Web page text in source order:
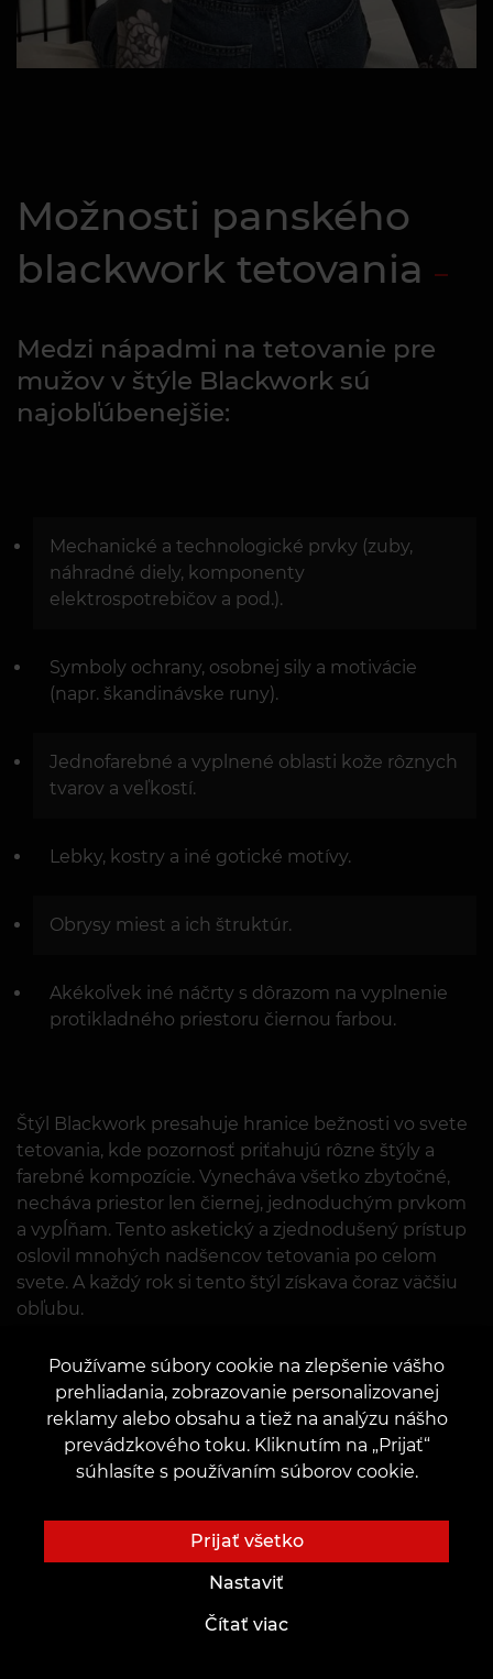
Možnosti panského
blackwork tetovania
Medzi nápadmi na tetovanie pre
mužov v štýle Blackwork sú
najobľúbenejšie:
Mechanické a technologické prvky (zuby,
náhradné diely, komponenty
elektrospotrebičov a pod.).
Symboly ochrany, osobnej sily a motivácie
(napr. škandinávske runy).
Jednofarebné a vyplnené oblasti kože rôznych
tvarov a veľkostí.
Lebky, kostry a iné gotické motívy.
Obrysy miest a ich štruktúr.
Akékoľvek iné náčrty s dôrazom na vyplnenie
protikladného priestoru čiernou farbou.
Štýl Blackwork presahuje hranice bežnosti vo svete
tetovania, kde pozornosť priťahujú rôzne štýly a
farebné kompozície. Vynecháva všetko zbytočné,
necháva priestor len čiernej, jednoduchým prvkom
a vypĺňam. Tento asketický a zjednodušený prístup
oslovil mnohých nadšencov tetovania po celom
svete. A každý rok si tento štýl získava čoraz väčšiu
obľubu.
Používame súbory cookie na zlepšenie vášho
prehliadania, zobrazovanie personalizovanej
reklamy alebo obsahu a tiež na analýzu nášho
prevádzkového toku. Kliknutím na „Prijať“
súhlasíte s používaním súborov cookie.
Prijať všetko
Nastaviť
Čítať viac